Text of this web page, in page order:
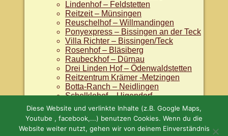
Lindenhof – Feldstetten
Reitzeit – Münsingen
Reuschelhof – Willmandingen
Ponyexpress – Bissingen an der Teck
Villa Richter – Bissingen/Teck
Rosenhof – Bläsiberg
Raubeckhof – Dürnau
Drei Linden Hof – Ödenwaldstetten
Reitzentrum Krämer -Metzingen
Botta-Ranch – Neidlingen
Schelklehof – Uigendorf
Hofgut Grünenberg
Islandpferde vom Römerstein
Links
Diese Website und verlinkte Inhalte (z.B. Google Maps,
Youtube , facebook,...) benutzen Cookies. Wenn du die
Website weiter nutzt, gehen wir von deinem Einverständnis